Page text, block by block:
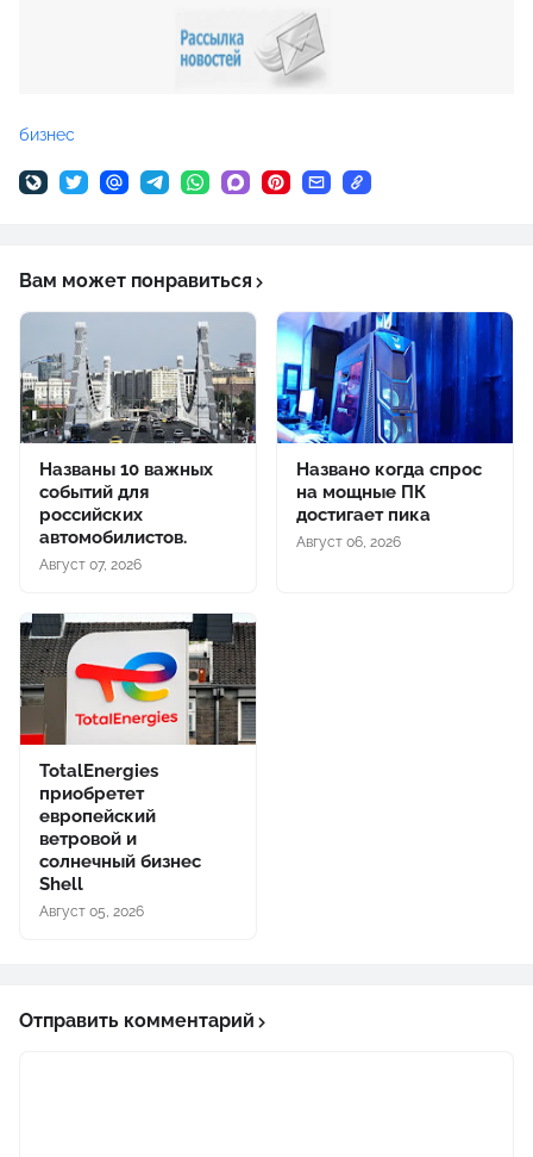
бизнес
Вам может понравиться
Названы 10 важных
событий для
российских
автомобилистов.
Август 07, 2026
Названо когда спрос
на мощные ПК
достигает пика
Август 06, 2026
TotalEnergies
приобретет
европейский
ветровой и
солнечный бизнес
Shell
Август 05, 2026
Отправить комментарий